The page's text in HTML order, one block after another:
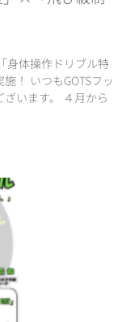
身体操作ドリブル特
！ いつもGOTSフッ
います。 ４月から